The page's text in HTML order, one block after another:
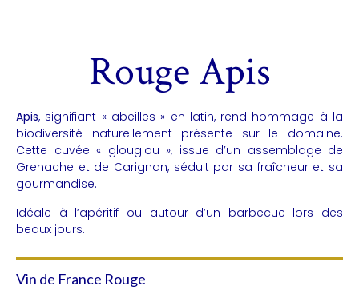
Rouge Apis
Apis, signifiant « abeilles » en latin, rend hommage à la
biodiversité naturellement présente sur le domaine.
Cette cuvée « glouglou », issue d’un assemblage de
Grenache et de Carignan, séduit par sa fraîcheur et sa
gourmandise.
Idéale à l’apéritif ou autour d’un barbecue lors des
beaux jours.
Vin de France Rouge